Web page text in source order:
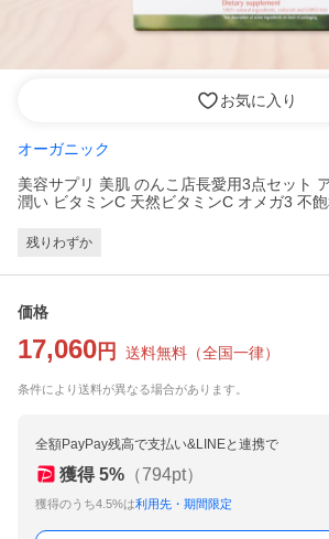
お気に入り
オーガニック
美容サプリ 美肌 のんこ店長愛用3点セット
潤い ビタミンC 天然ビタミンC オメガ3 不
残りわずか
価格
17,060 円 送料無料 （全国一律）
条件により送料が異なる場合があります。
全額PayPay残高で支払い&LINEと連携で
獲得 5% （794pt）
獲得のうち4.5%は利用先・期間限定